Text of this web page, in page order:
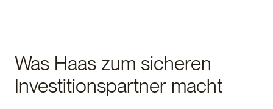
Was Haas zum sicheren
Investitionspartner macht